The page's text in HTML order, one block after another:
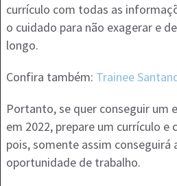
currículo com todas as
o cuidado para não exagerar e
longo.
Confira também: Trainee
Portanto, se quer conseguir um
em 2022, prepare um currículo e
pois, somente assim conseguirá
oportunidade de trabalho.